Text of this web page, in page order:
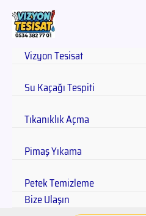
Vizyon Tesisat
Su Kaçağı Tespiti
Tıkanıklık Açma
Pimaş Yıkama
Petek Temizleme
Bize Ulaşın